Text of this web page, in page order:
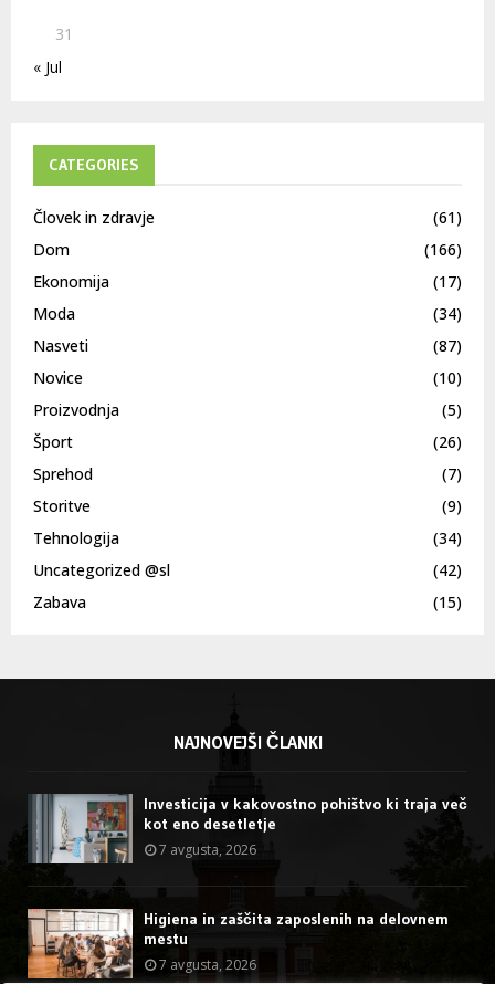
31
« Jul
CATEGORIES
Človek in zdravje
(61)
Dom
(166)
Ekonomija
(17)
Moda
(34)
Nasveti
(87)
Novice
(10)
Proizvodnja
(5)
Šport
(26)
Sprehod
(7)
Storitve
(9)
Tehnologija
(34)
Uncategorized @sl
(42)
Zabava
(15)
NAJNOVEJŠI ČLANKI
Investicija v kakovostno pohištvo ki traja več
kot eno desetletje
7 avgusta, 2026
Higiena in zaščita zaposlenih na delovnem
mestu
7 avgusta, 2026